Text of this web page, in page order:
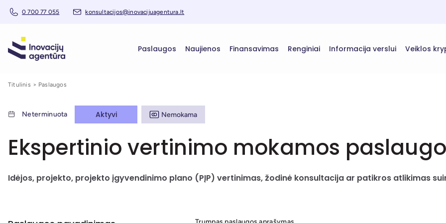
0 700 77 055 konsultacijos@inovacijuagentura.lt
Paslaugos Naujienos Finansavimas Renginiai Informacija verslui Veiklos
Titulinis Paslaugos
Neterminuota Aktyvi Nemokama
Ekspertinio vertinimo mokamos
Idėjos, projekto, projekto įgyvendinimo plano (PĮP) vertinimas, žodinė konsultacija ar patikros atlikimas